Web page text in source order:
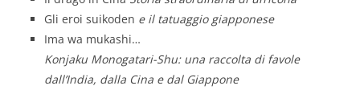
Gli eroi suikoden e il tatuaggio giapponese
Ima wa mukashi…
Konjaku Monogatari-Shu: una raccolta di favole
dall’India, dalla Cina e dal Giappone